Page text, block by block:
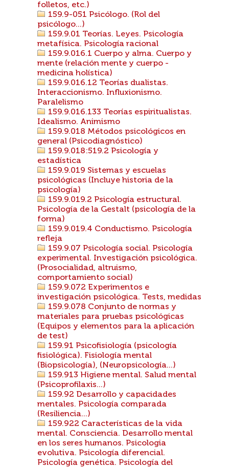
folletos, etc.)
159.9-051 Psicólogo. (Rol del
psicólogo...)
159.9.01 Teorías. Leyes. Psicología
metafísica. Psicología racional
159.9.016.1 Cuerpo y alma. Cuerpo y
mente (relación mente y cuerpo -
medicina holística)
159.9.016.12 Teorías dualistas.
Interaccionismo. Influxionismo.
Paralelismo
159.9.016.133 Teorías espiritualistas.
Idealismo. Animismo
159.9.018 Métodos psicológicos en
general (Psicodiagnóstico)
159.9.018:519.2 Psicología y
estadística
159.9.019 Sistemas y escuelas
psicológicas (Incluye historia de la
psicología)
159.9.019.2 Psicología estructural.
Psicología de la Gestalt (psicología de la
forma)
159.9.019.4 Conductismo. Psicología
refleja
159.9.07 Psicología social. Psicología
experimental. Investigación psicológica.
(Prosocialidad, altruismo,
comportamiento social)
159.9.072 Experimentos e
investigación psicológica. Tests, medidas
159.9.078 Conjunto de normas y
materiales para pruebas psicológicas
(Equipos y elementos para la aplicación
de test)
159.91 Psicofisiología (psicología
fisiológica). Fisiología mental
(Biopsicología), (Neuropsicología...)
159.913 Higiene mental. Salud mental
(Psicoprofilaxis...)
159.92 Desarrollo y capacidades
mentales. Psicología comparada
(Resiliencia...)
159.922 Características de la vida
mental. Consciencia. Desarrollo mental
en los seres humanos. Psicologia
evolutiva. Psicología diferencial.
Psicología genética. Psicología del